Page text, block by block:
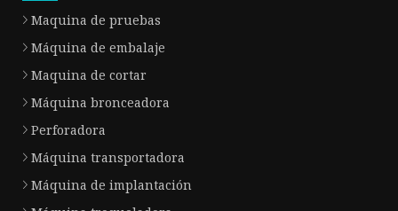
Maquina de pruebas
Máquina de embalaje
Maquina de cortar
Máquina bronceadora
Perforadora
Máquina transportadora
Máquina de implantación